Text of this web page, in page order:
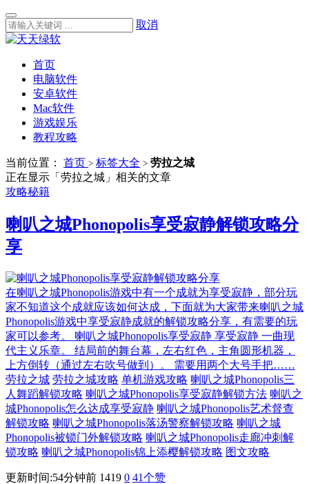
取消
首页
电脑软件
安卓软件
Mac软件
游戏娱乐
教程攻略
当前位置： 首页 > 标签大全 > 劳拉之城
正在显示「劳拉之城」相关的文章
攻略秘籍
喇叭之城Phonopolis享受寂静解锁攻略分
享
在喇叭之城Phonopolis游戏中有一个成就为享受寂静，部分玩
家不知道这个成就应该如何达成，下面就为大家带来喇叭之城
Phonopolis游戏中享受寂静成就的解锁攻略分享，有需要的玩
家可以参考。 喇叭之城Phonopolis享受寂静 享受寂静 一曲现
代主义乐章。 结局前的舞台幕，左右红色，主角圆形机器，
上方倒转（通过左右吹号做到）。 需要用两个大号手把……
劳拉之城 劳拉之城攻略 单机游戏攻略 喇叭之城Phonopolis三
人舞蹈解锁攻略 喇叭之城Phonopolis享受寂静解锁方法 喇叭之
城Phonopolis怎么达成享受寂静 喇叭之城Phonopolis艺术督查
解锁攻略 喇叭之城Phonopolis落汤警察解锁攻略 喇叭之城
Phonopolis被锁门外解锁攻略 喇叭之城Phonopolis走廊冲刺解
锁攻略 喇叭之城Phonopolis锦上添樱解锁攻略 图文攻略
更新时间:54分钟前 1419 0 41个赞